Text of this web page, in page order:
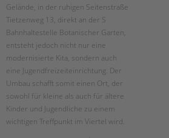
Gelände, in der ruhigen Seitenstraße
Tietzenweg 13, direkt an der S
Bahnhaltestelle Botanischer Garten,
entsteht jedoch nicht nur eine
modernisierte Kita, sondern auch
eine Jugendfreizeiteinrichtung. Der
Umbau schafft somit einen Ort, der
sowohl für kleine als auch für ältere
Kinder und Jugendliche zu einem
wichtigen Treffpunkt im Viertel wird.